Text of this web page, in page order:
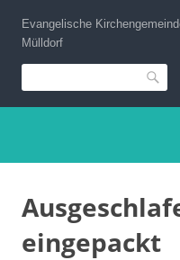
Inhalt
springen
Evangelische
Mülldorf
Suche
eingepackt